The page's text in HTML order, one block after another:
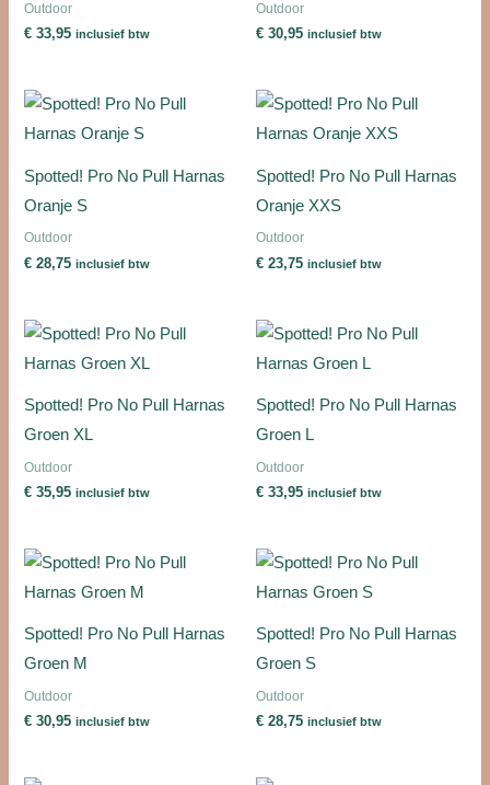
Outdoor
€ 33,95 inclusief btw
Outdoor
€ 30,95 inclusief btw
Spotted! Pro No Pull Harnas
Oranje S
Outdoor
€ 28,75 inclusief btw
Spotted! Pro No Pull Harnas
Oranje XXS
Outdoor
€ 23,75 inclusief btw
Spotted! Pro No Pull Harnas
Groen XL
Outdoor
€ 35,95 inclusief btw
Spotted! Pro No Pull Harnas
Groen L
Outdoor
€ 33,95 inclusief btw
Spotted! Pro No Pull Harnas
Groen M
Outdoor
€ 30,95 inclusief btw
Spotted! Pro No Pull Harnas
Groen S
Outdoor
€ 28,75 inclusief btw